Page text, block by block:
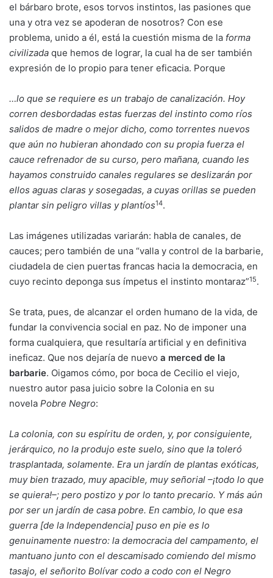
el bárbaro brote, esos torvos instintos, las pasiones que
una y otra vez se apoderan de nosotros? Con ese
problema, unido a él, está la cuestión misma de la forma
civilizada que hemos de lograr, la cual ha de ser también
expresión de lo propio para tener eficacia. Porque
…lo que se requiere es un trabajo de canalización. Hoy
corren desbordadas estas fuerzas del instinto como ríos
salidos de madre o mejor dicho, como torrentes nuevos
que aún no hubieran ahondado con su propia fuerza el
cauce refrenador de su curso, pero mañana, cuando les
hayamos construido canales regulares se deslizarán por
ellos aguas claras y sosegadas, a cuyas orillas se pueden
plantar sin peligro villas y plantíos14.
Las imágenes utilizadas variarán: habla de canales, de
cauces; pero también de una “valla y control de la barbarie,
ciudadela de cien puertas francas hacia la democracia, en
cuyo recinto deponga sus ímpetus el instinto montaraz”15.
Se trata, pues, de alcanzar el orden humano de la vida, de
fundar la convivencia social en paz. No de imponer una
forma cualquiera, que resultaría artificial y en definitiva
ineficaz. Que nos dejaría de nuevo a merced de la
barbarie. Oigamos cómo, por boca de Cecilio el viejo,
nuestro autor pasa juicio sobre la Colonia en su
novela Pobre Negro:
La colonia, con su espíritu de orden, y, por consiguiente,
jerárquico, no la produjo este suelo, sino que la toleró
trasplantada, solamente. Era un jardín de plantas exóticas,
muy bien trazado, muy apacible, muy señorial –¡todo lo que
se quiera!–; pero postizo y por lo tanto precario. Y más aún
por ser un jardín de casa pobre. En cambio, lo que esa
guerra [de la Independencia] puso en pie es lo
genuinamente nuestro: la democracia del campamento, el
mantuano junto con el descamisado comiendo del mismo
tasajo, el señorito Bolívar codo a codo con el Negro